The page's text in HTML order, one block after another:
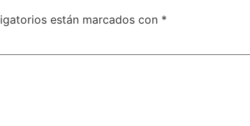
están marcados con *